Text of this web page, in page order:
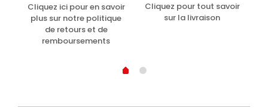
Cliquez ici pour en savoir
plus sur notre politique
de retours et de
remboursements
Cliquez pour tout savoir
sur la livraison